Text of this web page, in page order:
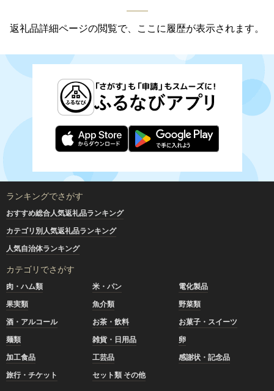
返礼品詳細ページの閲覧で、ここに履歴が表示されます。
ランキングでさがす
おすすめ総合人気返礼品ランキング
カテゴリ別人気返礼品ランキング
人気自治体ランキング
カテゴリでさがす
肉・ハム類 米・パン
電化製品
果実類
魚介類
野菜類
酒・アルコール
お茶・飲料
お菓子・スイーツ
麺類
雑貨・日用品
卵
加工食品
工芸品
感謝状・記念品
旅行・チケット
セット類 その他